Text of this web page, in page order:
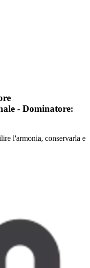
- Dominatore:
l'armonia, conservarla e